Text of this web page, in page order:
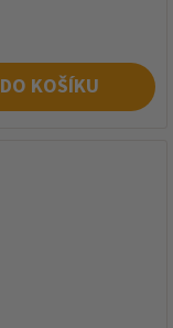
DO KOŠÍKU